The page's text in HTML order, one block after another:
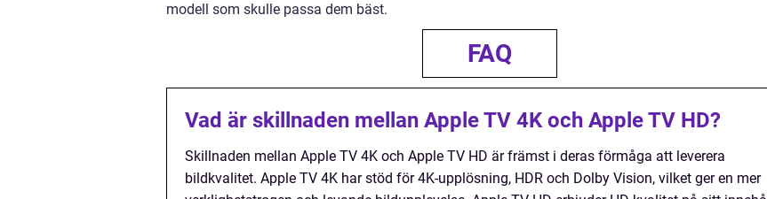
modell som skulle passa dem bäst.
FAQ
Vad är skillnaden mellan Apple TV 4K och Apple TV HD?
Skillnaden mellan Apple TV 4K och Apple TV HD är främst i deras förmåga att leverera
bildkvalitet. Apple TV 4K har stöd för 4K-upplösning, HDR och Dolby Vision, vilket ger en mer